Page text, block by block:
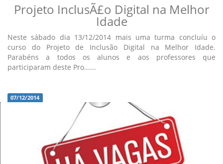
Projeto InclusÃ£o Digital na Melhor
Idade
Neste sábado dia 13/12/2014 mais uma turma concluíu o
curso do Projeto de Inclusão Digital na Melhor Idade.
Parabéns a todos os alunos e aos professores que
participaram deste Pro......
07/12/2014